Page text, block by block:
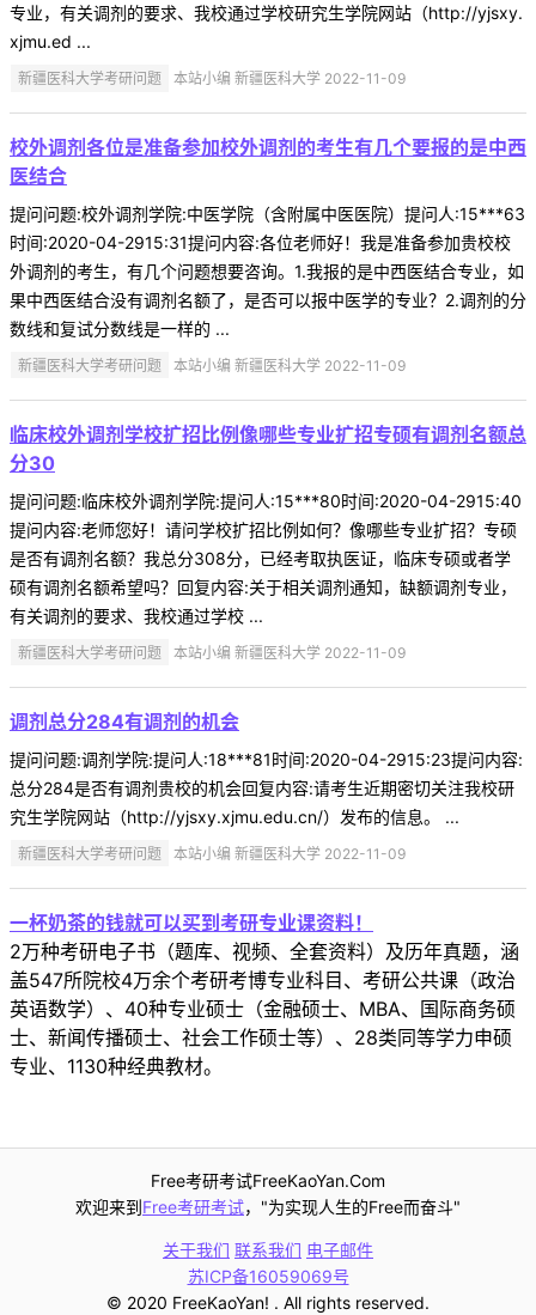
专业，有关调剂的要求、我校通过学校研究生学院网站（http://yjsxy.
xjmu.ed ...
新疆医科大学考研问题 本站小编 新疆医科大学 2022-11-09
校外调剂各位是准备参加校外调剂的考生有几个要报的是中西
医结合
提问问题:校外调剂学院:中医学院（含附属中医医院）提问人:15***63
时间:2020-04-2915:31提问内容:各位老师好！我是准备参加贵校校
外调剂的考生，有几个问题想要咨询。1.我报的是中西医结合专业，如
果中西医结合没有调剂名额了，是否可以报中医学的专业？2.调剂的分
数线和复试分数线是一样的 ...
新疆医科大学考研问题 本站小编 新疆医科大学 2022-11-09
临床校外调剂学校扩招比例像哪些专业扩招专硕有调剂名额总
分30
提问问题:临床校外调剂学院:提问人:15***80时间:2020-04-2915:40
提问内容:老师您好！请问学校扩招比例如何？像哪些专业扩招？专硕
是否有调剂名额？我总分308分，已经考取执医证，临床专硕或者学
硕有调剂名额希望吗？回复内容:关于相关调剂通知，缺额调剂专业，
有关调剂的要求、我校通过学校 ...
新疆医科大学考研问题 本站小编 新疆医科大学 2022-11-09
调剂总分284有调剂的机会
提问问题:调剂学院:提问人:18***81时间:2020-04-2915:23提问内容:
总分284是否有调剂贵校的机会回复内容:请考生近期密切关注我校研
究生学院网站（http://yjsxy.xjmu.edu.cn/）发布的信息。 ...
新疆医科大学考研问题 本站小编 新疆医科大学 2022-11-09
一杯奶茶的钱就可以买到考研专业课资料！
2万种考研电子书（题库、视频、全套资料）及历年真题，涵
盖547所院校4万余个考研考博专业科目、考研公共课（政治
英语数学）、40种专业硕士（金融硕士、MBA、国际商务硕
士、新闻传播硕士、社会工作硕士等）、28类同等学力申硕
专业、1130种经典教材。
Free考研考试FreeKaoYan.Com
欢迎来到Free考研考试，"为实现人生的Free而奋斗"
关于我们 联系我们 电子邮件
苏ICP备16059069号
© 2020 FreeKaoYan! . All rights reserved.